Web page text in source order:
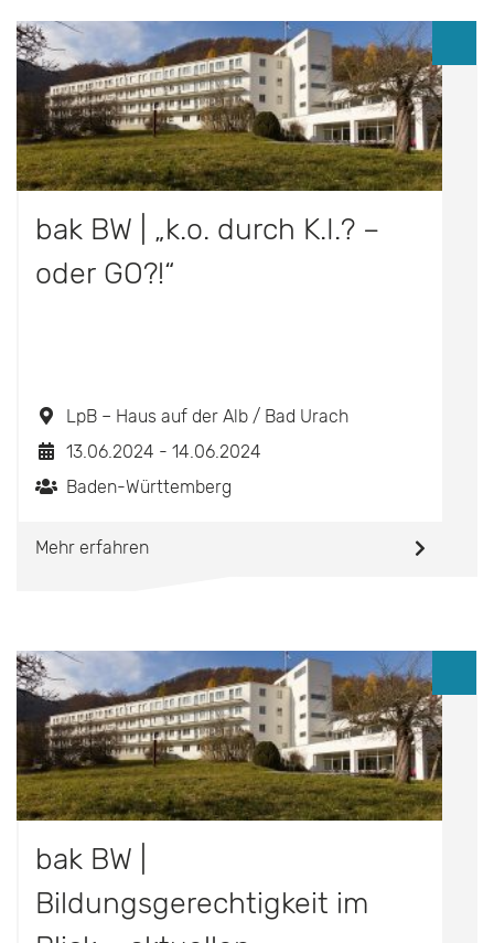
bak BW | „k.o. durch K.I.? –
oder GO?!“
LpB – Haus auf der Alb / Bad Urach
13.06.2024 - 14.06.2024
Baden-Württemberg
Mehr erfahren
bak BW |
Bildungsgerechtigkeit im